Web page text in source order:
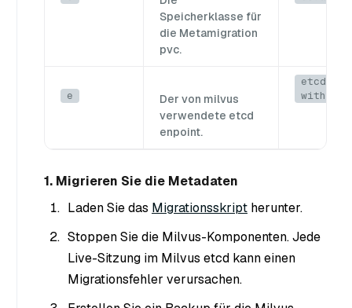
Speicherklasse für
die Metamigration
pvc.
e
Der von milvus
verwendete etcd
enpoint.
etcd
with
1. Migrieren Sie die Metadaten
Laden Sie das Migrationsskript herunter.
Stoppen Sie die Milvus-Komponenten. Jede
Live-Sitzung im Milvus etcd kann einen
Migrationsfehler verursachen.